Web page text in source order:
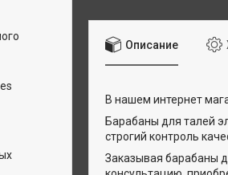
Описание
В нашем интернет
Барабаны для талей
строгий контроль
Заказывая барабаны